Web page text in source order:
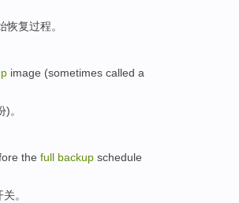
恢复过程。
image (sometimes called a
)。
the full backup schedule
关。